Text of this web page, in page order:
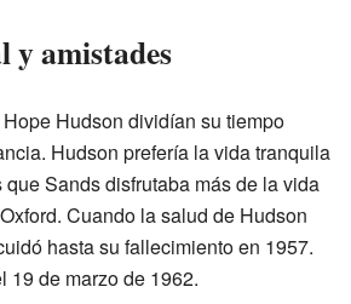
y amistades
Hudson dividían su tiempo
Hudson prefería la vida tranquila
Sands disfrutaba más de la vida
Cuando la salud de Hudson
hasta su fallecimiento en 1957.
19 de marzo de 1962.